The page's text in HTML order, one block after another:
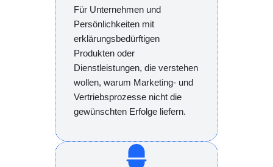
Für Unternehmen und
Persönlichkeiten mit
erklärungsbedürftigen
Produkten oder
Dienstleistungen, die verstehen
wollen, warum Marketing- und
Vertriebsprozesse nicht die
gewünschten Erfolge liefern.